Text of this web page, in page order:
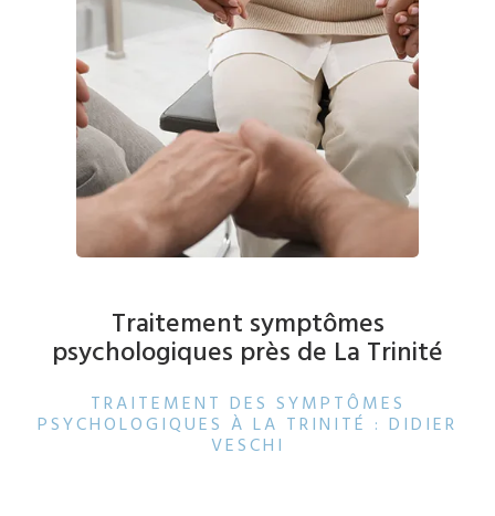
Traitement symptômes
psychologiques près de La Trinité
TRAITEMENT DES SYMPTÔMES
PSYCHOLOGIQUES À LA TRINITÉ : DIDIER
VESCHI